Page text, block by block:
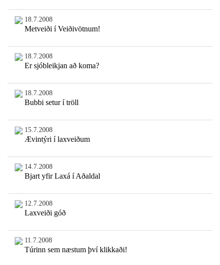
18.7.2008
Metveiði í Veiðivötnum!
18.7.2008
Er sjóbleikjan að koma?
18.7.2008
Bubbi setur í tröll
15.7.2008
Ævintýri í laxveiðum
14.7.2008
Bjart yfir Laxá í Aðaldal
12.7.2008
Laxveiði góð
11.7.2008
Túrinn sem næstum því klikkaði!